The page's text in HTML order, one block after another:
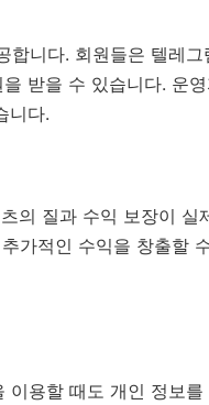
니다. 회원들은 텔레
받을 수 있습니다. 운
니다.
의 질과 수익 보장이 실
가적인 수익을 창출할
용할 때도 개인 정보를